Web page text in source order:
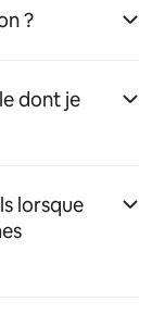
?
dont je
lorsque